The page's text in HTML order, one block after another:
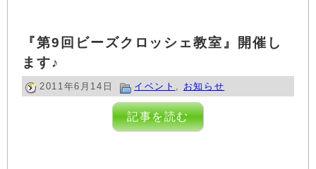
『第9回ビーズクロッシェ教室』開催し
ます♪
2011年6月14日 イベント お知らせ
記事を読む